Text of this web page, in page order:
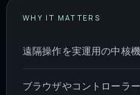
WHY IT MATTERS
遠隔操作を実運用の中核
ブラウザやコントローラ